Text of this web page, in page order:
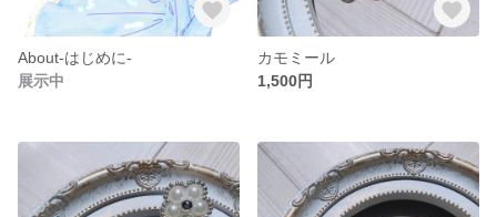
About-はじめに-
展示中
カモミール
1,500円